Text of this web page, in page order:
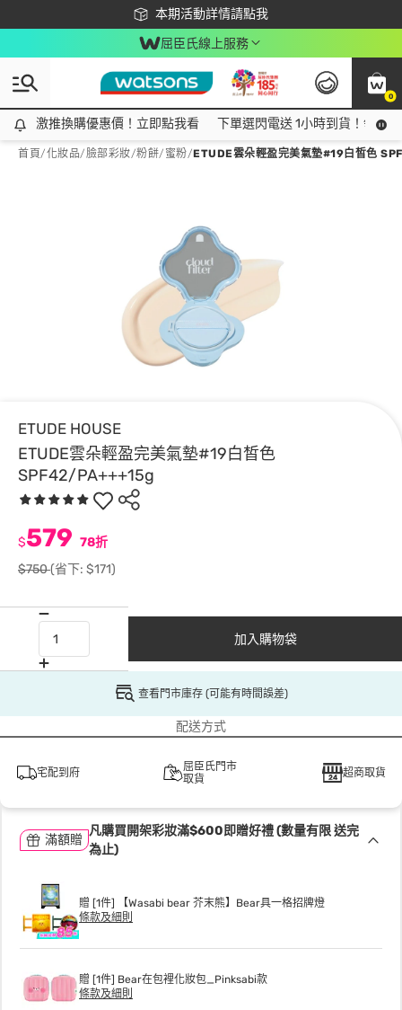
本期活動詳情請點我
下載app最高回饋$350
屈臣氏線上服務
0
激推換購優惠價！立即點我看
激推換購優惠價！立即點我看 下單選閃電送 1小時到貨！領神
首頁/化妝品/臉部彩妝/粉餅/蜜粉/ETUDE雲朵輕盈完美氣墊#19白皙色
ETUDE HOUSE
ETUDE雲朵輕盈完美氣墊#19白皙色
SPF42/PA+++15g
$579 78折
$750(省下: $171)
加入購物袋
查看門市庫存 (可能有時間誤差)
配送方式
宅配到府
屈臣氏門市
取貨
超商取貨
滿額贈
凡購買開架彩妝滿$600即贈好禮 (數量有限 送完
為止)
贈 [1件] 【Wasabi bear 芥末熊】Bear具一格招牌燈
條款及細則
贈 [1件] Bear在包裡化妝包_Pinksabi款
條款及細則